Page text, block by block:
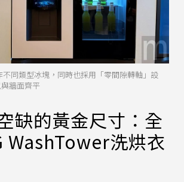
同類型冰塊，同時也採用「零間隙轉軸」設
牆面齊平
缺的黃金尺寸：全
WashTower洗烘衣